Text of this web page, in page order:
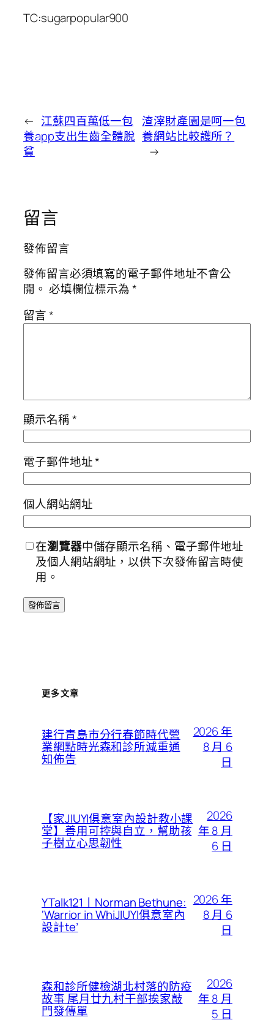
TC:sugarpopular900
← 江蘇四百萬低一包
養app支出生齒全體脫
貧
渣滓財產園是呵一包
養網站比較護所？
→
留言
發佈留言
發佈留言必須填寫的電子郵件地址不會公
開。 必填欄位標示為*
留言*
顯示名稱*
電子郵件地址*
個人網站網址
在瀏覽器中儲存顯示名稱、電子郵件地址
及個人網站網址，以供下次發佈留言時使
用。
更多文章
建行青島市分行春節時代營
業網點時光森和診所減重通
知佈告
2026 年
8 月 6
日
【家JIUYI俱意室內設計教小課
堂】善用可控與自立，幫助孩
子樹立心思韌性
2026
年 8 月
6 日
YTalk121丨Norman Bethune:
‘Warrior in WhiJIUYI俱意室內
設計te’
2026 年
8 月 6
日
森和診所健檢湖北村落的防疫
故事 尾月廿九村干部挨家敲
門發傳單
2026
年 8 月
5 日